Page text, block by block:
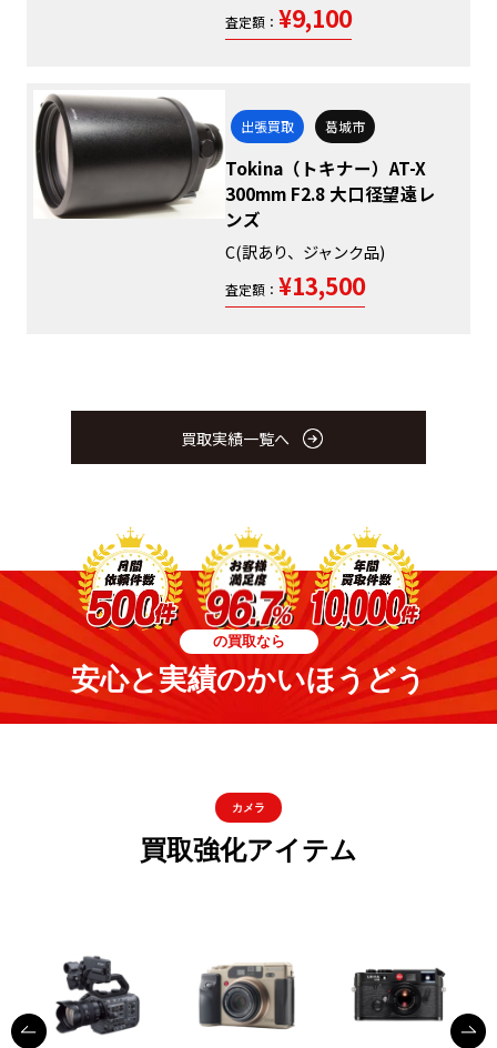
査定額： ¥9,100
出張買取 葛城市
Tokina（トキナー）AT-X
300mm F2.8 大口径望遠レ
ンズ
C(訳あり、ジャンク品)
査定額： ¥13,500
買取実績一覧へ
の買取なら
安心と実績のかいほうどう
カメラ
買取強化アイテム